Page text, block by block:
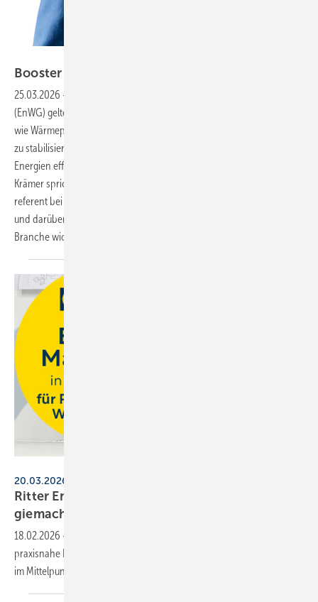
Booster für smartes
25.03.2026 -
(EnWG) gelten neue Regeln für steuerbare Verbrauchseinrichtungen
wie Wärmepumpen, Wallboxen und Speicher. Ziel ist es, das Stromnetz
zu stabilisieren, die Wärmewende voranzubringen und erneuerbare
Energien effizienter zu nutzen. SBZ-Redakteurin Katrin Drogatz-
Krämer spricht im Interview mit Dominik Meir, Technischer Schulungs­
referent bei Wolf, über neue Chancen für technische Entwicklungen
und darüber, wie Energiemanagement und Smart Home der SHK-
Branche wichtige Impulse
20.03.2026, Dettenhausen
Ritter Energie lädt Fach­hand­wer­ker zum Ener­
gie­macher­tag
18.02.2026 -
praxis­nahe Lösun­gen für Photo­vol­taik- und Wär­me­pum­pen­pro­jek­te
im Mit­tel­punkt.